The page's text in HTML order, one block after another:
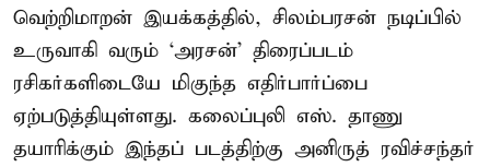
வெற்றிமாறன் இயக்கத்தில், சிலம்பரசன் நடிப்பில்
உருவாகி வரும் ‘அரசன்’ திரைப்படம்
ரசிகர்களிடையே மிகுந்த எதிர்பார்ப்பை
ஏற்படுத்தியுள்ளது. கலைப்புலி எஸ். தாணு
தயாரிக்கும் இந்தப் படத்திற்கு அனிருத் ரவிச்சந்தர்